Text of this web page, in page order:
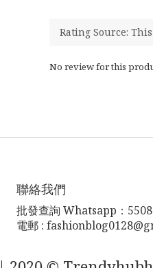
No review for this
聯絡我們
批發查詢 Whatsapp：
電郵 :